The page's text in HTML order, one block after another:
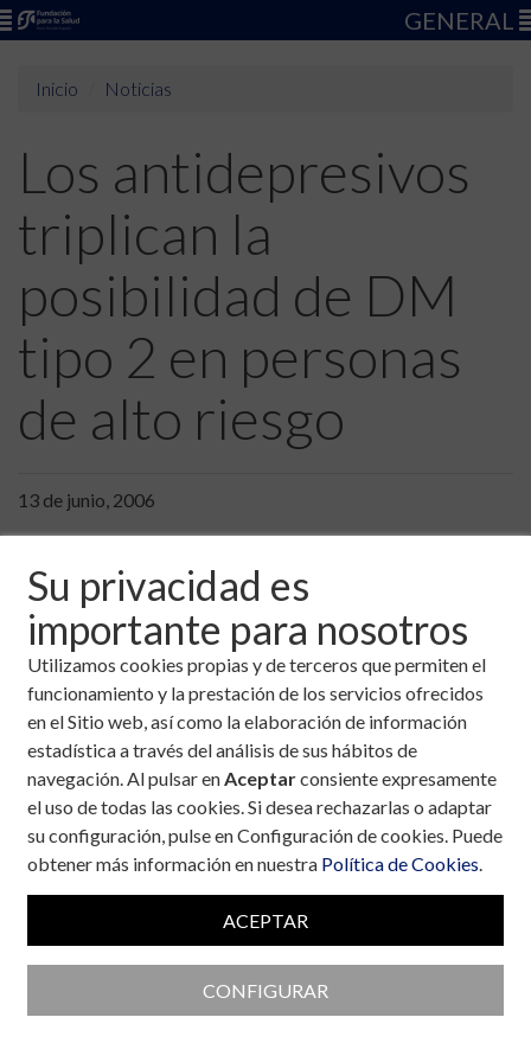
Su privacidad es
importante para nosotros
Utilizamos cookies propias y de terceros que permiten el
funcionamiento y la prestación de los servicios ofrecidos
en el Sitio web, así como la elaboración de información
estadística a través del análisis de sus hábitos de
navegación. Al pulsar enAceptarconsiente expresamente
el uso de todas las cookies. Si desea rechazarlas o adaptar
su configuración, pulse en Configuración de cookies. Puede
obtener más información en nuestra Política de Cookies.
ACEPTAR
CONFIGURAR
GENERAL
Inicio Noticias
Los antidepresivos
triplican la
posibilidad de DM
tipo 2 en personas
de alto riesgo
13 de junio, 2006
pdf)
Colaboran con la Fundación